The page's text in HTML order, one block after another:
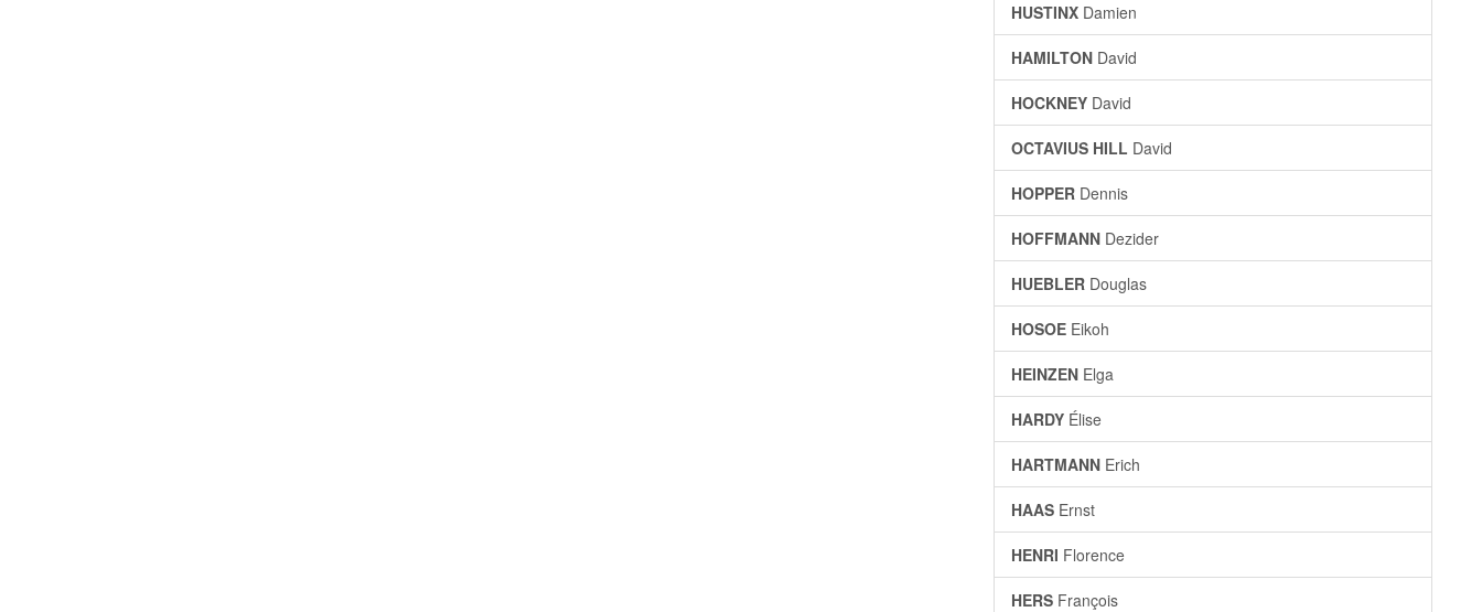
HUSTINX Damien
HAMILTON David
HOCKNEY David
OCTAVIUS HILL David
HOPPER Dennis
HOFFMANN Dezider
HUEBLER Douglas
HOSOE Eikoh
HEINZEN Elga
HARDY Élise
HARTMANN Erich
HAAS Ernst
HENRI Florence
HERS François